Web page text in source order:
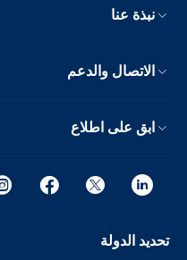
نبذة عنا
الاتصال والدعم
ابق على اطلاع
تحديد الدولة